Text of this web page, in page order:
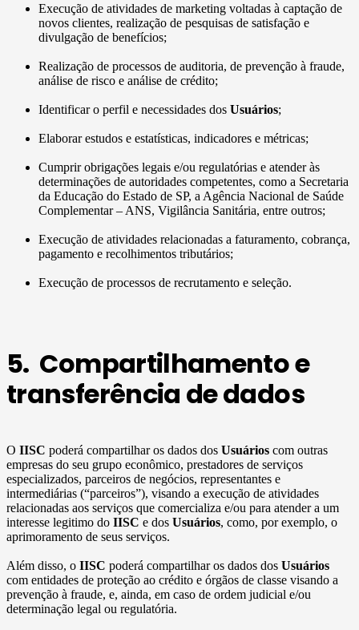
Execução de atividades de marketing voltadas à captação de
novos clientes, realização de pesquisas de satisfação e
divulgação de benefícios;
Realização de processos de auditoria, de prevenção à fraude,
análise de risco e análise de crédito;
Identificar o perfil e necessidades dos Usuários;
Elaborar estudos e estatísticas, indicadores e métricas;
Cumprir obrigações legais e/ou regulatórias e atender às
determinações de autoridades competentes, como a Secretaria
da Educação do Estado de SP, a Agência Nacional de Saúde
Complementar – ANS, Vigilância Sanitária, entre outros;
Execução de atividades relacionadas a faturamento, cobrança,
pagamento e recolhimentos tributários;
Execução de processos de recrutamento e seleção.
5. Compartilhamento e
transferência de dados
O IISC poderá compartilhar os dados dos Usuários com outras
empresas do seu grupo econômico, prestadores de serviços
especializados, parceiros de negócios, representantes e
intermediárias (“parceiros”), visando a execução de atividades
relacionadas aos serviços que comercializa e/ou para atender a um
interesse legitimo do IISC e dos Usuários, como, por exemplo, o
aprimoramento de seus serviços.
Além disso, o IISC poderá compartilhar os dados dos Usuários
com entidades de proteção ao crédito e órgãos de classe visando a
prevenção à fraude, e, ainda, em caso de ordem judicial e/ou
determinação legal ou regulatória.